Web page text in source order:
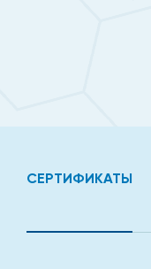
СЕРТИФИКАТЫ